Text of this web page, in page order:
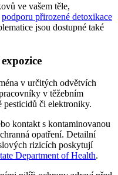
ve vašem těle,
podporu přirozené detoxikace
jsou dostupné také
v určitých odvětvích
v těžebním
či elektroniky.
kontakt s kontaminovanou
opatření. Detailní
rizicích poskytují
Department of Health.